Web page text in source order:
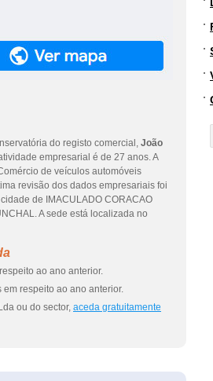
do registo comercial, João
empresarial é de 27 anos. A
de veículos automóveis
revisão dos dados empresariais foi
de IMACULADO CORACAO
A sede está localizada no
ao ano anterior.
respeito ao ano anterior.
ou do sector, aceda gratuitamente